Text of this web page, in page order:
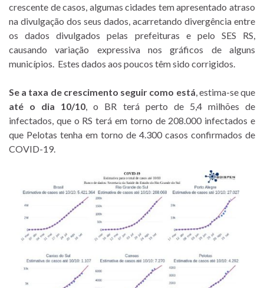
crescente de casos, algumas cidades tem apresentado atraso
na divulgação dos seus dados, acarretando divergência entre
os dados divulgados pelas prefeituras e pelo SES RS,
causando variação expressiva nos gráficos de alguns
municípios. Estes dados aos poucos têm sido corrigidos.
Se a taxa de crescimento seguir como está , estima-se que
até o dia
10/10 , o BR terá perto de 5,4 milhões de
infectados, que o RS terá em torno de 208.000 infectados e
que Pelotas tenha em torno de 4.300 casos confirmados de
COVID-19.